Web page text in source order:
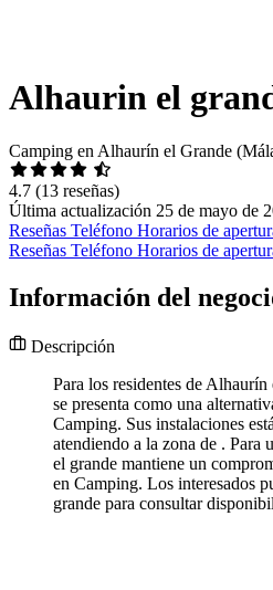
Alhaurin el
Camping en Alhaurín el Grande
4.7 (13 reseñas)
Última actualización 25 de mayo de
Reseñas Teléfono Horarios de
Reseñas Teléfono Horarios de
Información del
Descripción
Para los residentes de
se presenta como una
Camping. Sus instalaciones
atendiendo a la zona de .
el grande mantiene un
en Camping. Los interesados
grande para consultar